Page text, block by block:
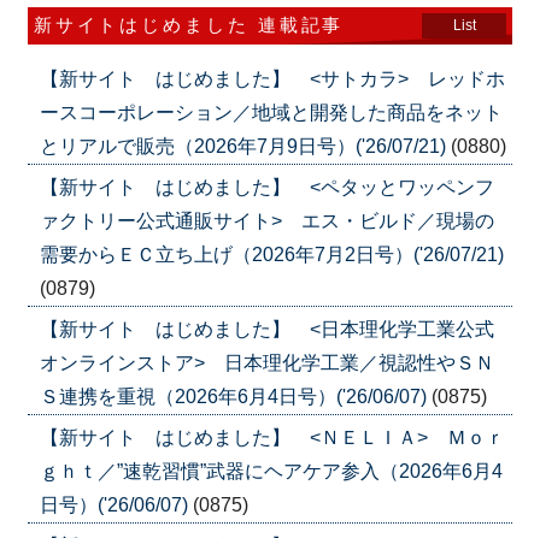
新サイトはじめました 連載記事 List
【新サイト はじめました】 <サトカラ> レッドホ
ースコーポレーション／地域と開発した商品をネット
とリアルで販売（2026年7月9日号）('26/07/21) (0880)
【新サイト はじめました】 <ペタッとワッペンフ
ァクトリー公式通販サイト> エス・ビルド／現場の
需要からＥＣ立ち上げ（2026年7月2日号）('26/07/21)
(0879)
【新サイト はじめました】 <日本理化学工業公式
オンラインストア> 日本理化学工業／視認性やＳＮ
Ｓ連携を重視（2026年6月4日号）('26/06/07) (0875)
【新サイト はじめました】 <ＮＥＬＩＡ> Ｍｏｒ
ｇｈｔ／”速乾習慣”武器にヘアケア参入（2026年6月4
日号）('26/06/07) (0875)